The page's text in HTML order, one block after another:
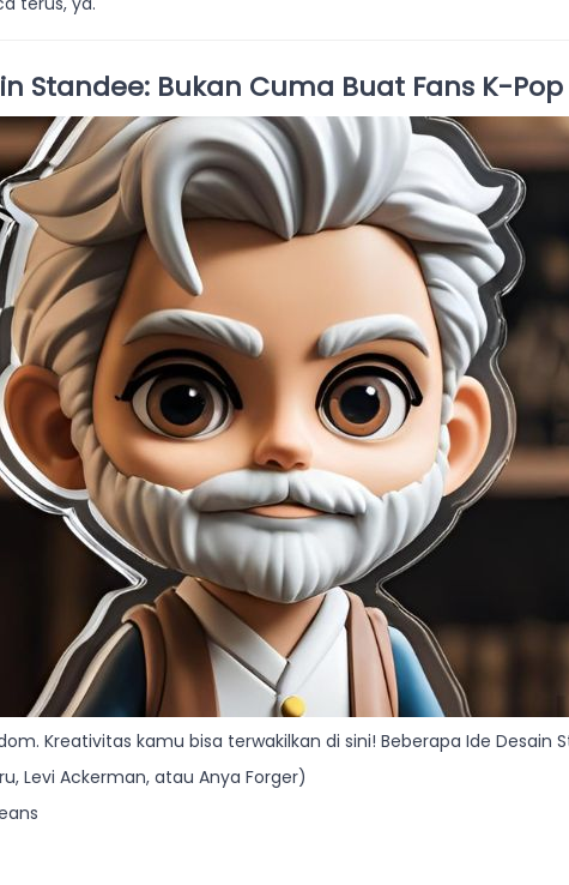
Standee: Bukan Cuma Buat Fans K-
Kreativitas kamu bisa terwakilkan di sini! Beberapa Ide Desain
Levi Ackerman, atau Anya Forger)